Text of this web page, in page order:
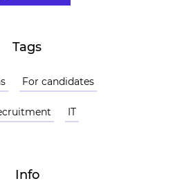
Tags
For candidates
IT
Info